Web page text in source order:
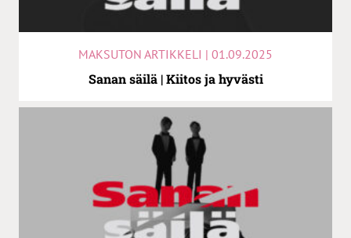
MAKSUTON ARTIKKELI | 01.09.2025
Sanan säilä | Kiitos ja hyvästi